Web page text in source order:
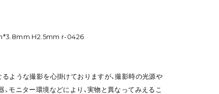
H2.5mm r-0426
ような撮影を心掛けておりますが、撮影時の光源や
モニター環境などにより、実物と異なってみえるこ